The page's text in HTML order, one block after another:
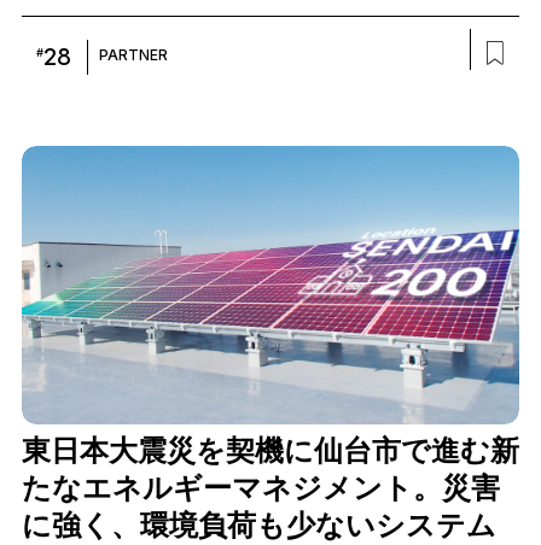
#28 PARTNER
東日本大震災を契機に仙台市で進む新
たなエネルギーマネジメント。災害
に強く、環境負荷も少ないシステム